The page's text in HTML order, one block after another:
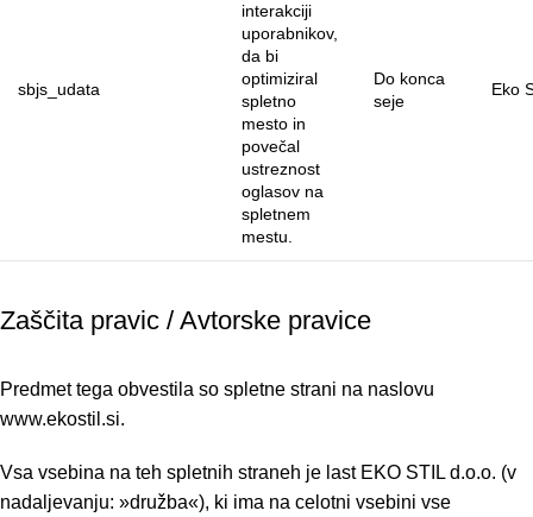
sbjs_udata
interakciji
uporabnikov,
da bi
optimiziral
spletno
mesto in
povečal
ustreznost
oglasov na
spletnem
mestu.
Do konca
seje
Eko
Zaščita pravic / Avtorske pravice
Predmet tega obvestila so spletne strani na naslovu
www.ekostil.si.
Vsa vsebina na teh spletnih straneh je last EKO STIL d.o.o. (v
nadaljevanju: »družba«), ki ima na celotni vsebini vse